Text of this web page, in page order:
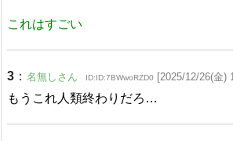
これはすごい
3 ： 名無しさん ID:ID:7BWwoRZD0 [2025/12/26(金)
もうこれ人類終わりだろ…